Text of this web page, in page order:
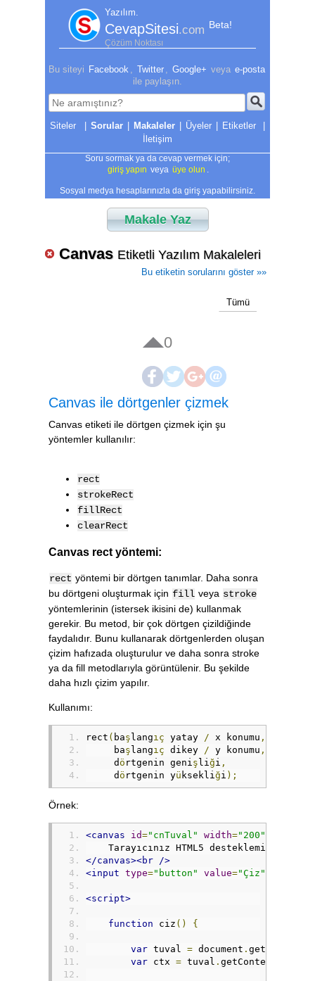
Yazılım.
CevapSitesi.com Beta!
Çözüm Noktası
Bu siteyi Facebook Twitter Google+ veya e-posta
ile paylaşın.
| Sorular | Makaleler | Üyeler | Etiketler
|
İletişim
Soru sormak ya da cevap vermek için;
giriş yapın veya üye olun
Sosyal medya hesaplarınızla da giriş yapabilirsiniz.
Makale Yaz
Canvas Etiketli Yazılım Makaleleri
Bu etiketin sorularını göster »»
Tümü
0
Canvas ile dörtgenler çizmek
Canvas etiketi ile dörtgen çizmek için şu
yöntemler kullanılır:
rect
strokeRect
fillRect
clearRect
Canvas rect yöntemi:
rect yöntemi bir dörtgen tanımlar. Daha sonra
bu dörtgeni oluşturmak için fill veya stroke
yöntemlerinin (istersek ikisini de) kullanmak
gerekir. Bu metod, bir çok dörtgen çizildiğinde
faydalıdır. Bunu kullanarak dörtgenlerden oluşan
çizim hafızada oluşturulur ve daha sonra stroke
ya da fill metodlarıyla görüntülenir. Bu şekilde
daha hızlı çizim yapılır.
Kullanımı:
rect ( baş langıç yatay / x konumu ,
     ba
ş langıç dikey / y konumu ,
     d
ö rtgenin geniş liği ,
     d
ö rtgenin yü ksekliği );
Örnek:
<canvas id="cnTuval" width="200"
    Tarayıcınız HTML5 desteklemiyor.
</canvas><br />
<input type="button" value="Çiz"
<script>
function ciz () {
var tuval = document .
var ctx = tuval . getContext